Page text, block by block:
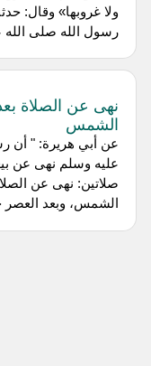
ولا غروبها»
رسول الله صلى
نهى عن الصلاة
الشمس
عن أبي هريرة: " أن
عليه وسلم نهى عن
صلاتين: نهى عن
الشمس، وبعد